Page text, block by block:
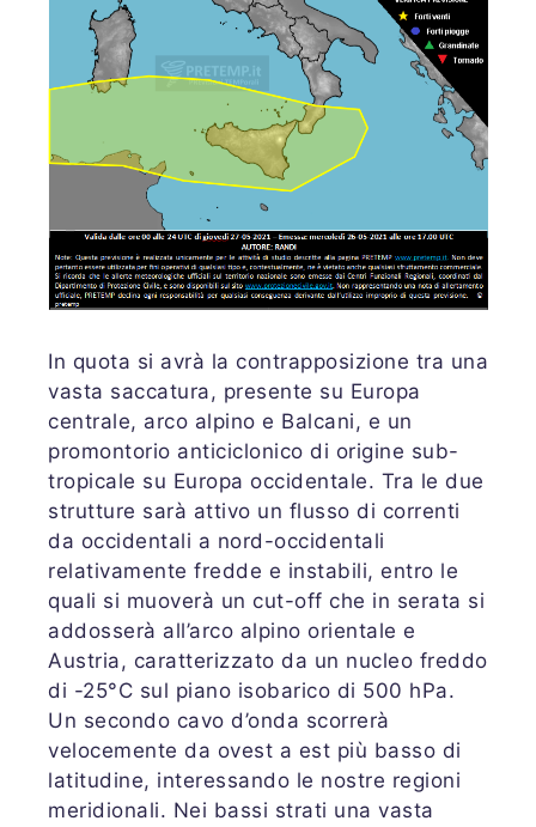
In quota si avrà la contrapposizione tra una
vasta saccatura, presente su Europa
centrale, arco alpino e Balcani, e un
promontorio anticiclonico di origine sub-
tropicale su Europa occidentale. Tra le due
strutture sarà attivo un flusso di correnti
da occidentali a nord-occidentali
relativamente fredde e instabili, entro le
quali si muoverà un cut-off che in serata si
addosserà all’arco alpino orientale e
Austria, caratterizzato da un nucleo freddo
di -25°C sul piano isobarico di 500 hPa.
Un secondo cavo d’onda scorrerà
velocemente da ovest a est più basso di
latitudine, interessando le nostre regioni
meridionali. Nei bassi strati una vasta